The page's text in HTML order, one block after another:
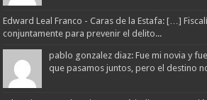
Edward Leal Franco - Caras de la Estafa: […]
conjuntamente para prevenir el delito...
pablo gonzalez diaz: Fue mi novia y
que pasamos juntos, pero el destino